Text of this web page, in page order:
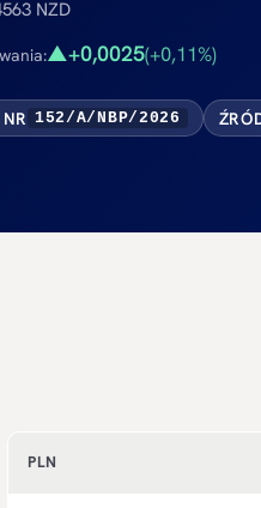
NZD
▲+0,0025(+0,11%)
152/A/NBP/2026
PLN